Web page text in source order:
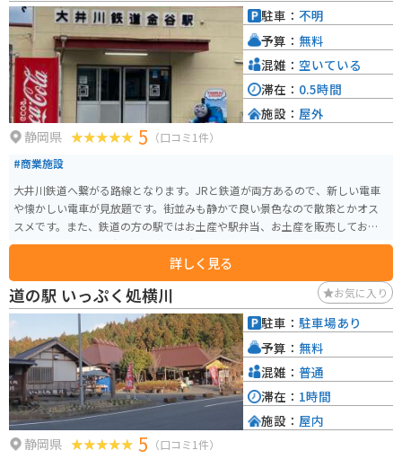
庫の内部や整備の様子を見学でき、より深く鉄道の魅力に触れられます。アク
セスもしやすく、ツーリングの立ち寄りスポットとしてもおすすめです。
静岡県 5 （口コミ1件）
#商業施設
大井川鉄道へ繋がる路線となります。JRと鉄道が両方あるので、新しい電車
や懐かしい電車が見放題です。街並みも静かで良い景色なので散策とかオス
スメです。また、鉄道の方の駅ではお土産や駅弁当、お土産を販売しており
電車を利用せずとも少し立ち寄る程度でも楽しめます。
詳しく見る
駐車： 不明
予算： 無料
混雑： 空いている
滞在： 0.5時間
施設： 屋外
道の駅 いっぷく処横川 お気に入り
静岡県 5 （口コミ1件）
駐車： 駐車場あり
予算： 無料
混雑： 普通
滞在： 1時間
施設： 屋内